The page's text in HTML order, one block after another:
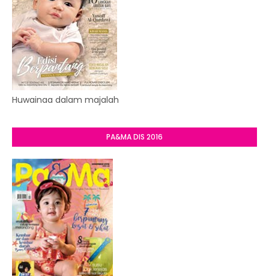
Huwainaa dalam majalah
PA&MA DIS 2016